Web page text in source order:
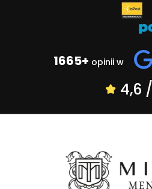
1665+ opinii w
4,6